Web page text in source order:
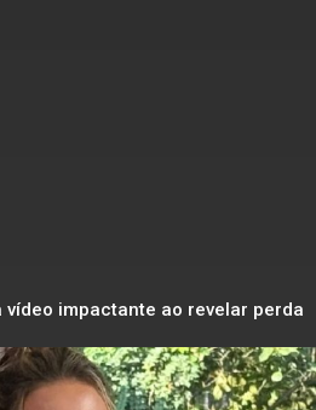
impactante ao revelar perda